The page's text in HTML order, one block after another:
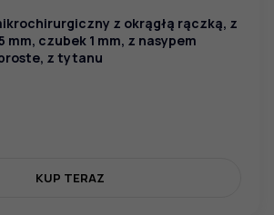
z okrągłą rączką, z
mm, czubek 1 mm, z nasypem
z tytanu
KUP TERAZ